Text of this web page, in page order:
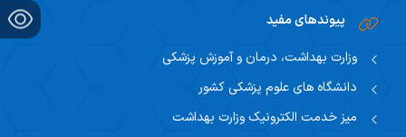
پیوندهای مفید
وزارت بهداشت، درمان و آموزش پزشکی
دانشگاه های علوم پزشکی کشور
میز خدمت الکترونیک وزارت بهداشت